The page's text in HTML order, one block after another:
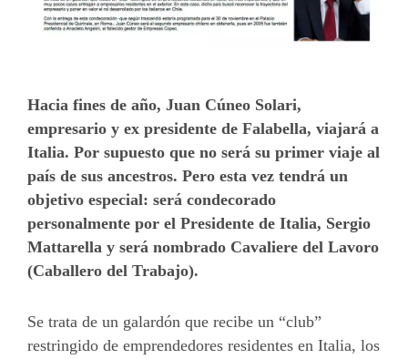
Hacia fines de año, Juan Cúneo Solari,
empresario y ex presidente de Falabella, viajará a
Italia. Por supuesto que no será su primer viaje al
país de sus ancestros. Pero esta vez tendrá un
objetivo especial: será condecorado
personalmente por el Presidente de Italia, Sergio
Mattarella y será nombrado Cavaliere del Lavoro
(Caballero del Trabajo).
Se trata de un galardón que recibe un “club”
restringido de emprendedores residentes en Italia, los